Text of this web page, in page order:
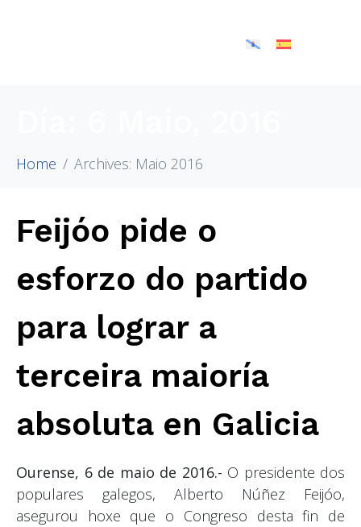
Home Archives: Maio 2016
Feijóo pide o
esforzo do partido
para lograr a
terceira maioría
absoluta en Galicia
Ourense, 6 de maio de 2016.- O presidente dos
populares galegos, Alberto Núñez Feijóo,
asegurou hoxe que o Congreso desta fin de